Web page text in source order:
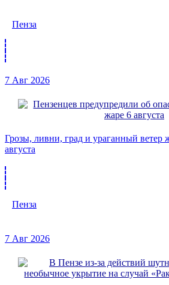
Пенза
7 Авг 2026
Грозы, ливни, град и ураганный ветер
августа
Пенза
7 Авг 2026